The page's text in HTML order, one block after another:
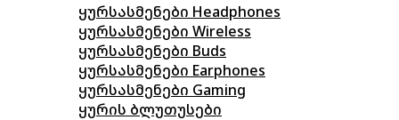
ყურსასმენები Headphones
ყურსასმენები Wireless
ყურსასმენები Buds
ყურსასმენები Earphones
ყურსასმენები Gaming
ყურის ბლუთუსები